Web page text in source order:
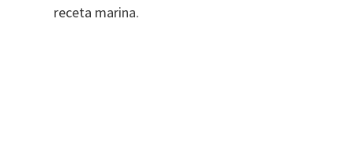
receta marina.